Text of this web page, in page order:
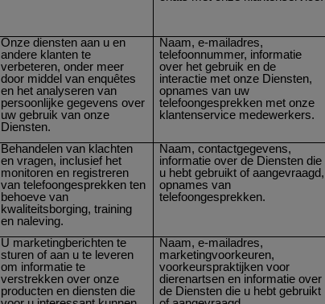
Onze diensten aan u en
andere klanten te
verbeteren, onder meer
door middel van enquêtes
en het analyseren van
persoonlijke gegevens over
uw gebruik van onze
Diensten.
Naam, e-mailadres,
telefoonnummer, informatie
over het gebruik en de
interactie met onze Diensten,
opnames van uw
telefoongesprekken met onze
klantenservice medewerkers.
Behandelen van klachten
en vragen, inclusief het
monitoren en registreren
van telefoongesprekken ten
behoeve van
kwaliteitsborging, training
en naleving.
Naam, contactgegevens,
informatie over de Diensten die
u hebt gebruikt of aangevraagd,
opnames van
telefoongesprekken.
U marketingberichten te
sturen of aan u te leveren
om informatie te
verstrekken over onze
producten en diensten die
Naam, e-mailadres,
marketingvoorkeuren,
voorkeurspraktijken voor
dierenartsen en informatie over
de Diensten die u hebt gebruikt